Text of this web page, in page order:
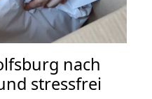
nach
stressfrei